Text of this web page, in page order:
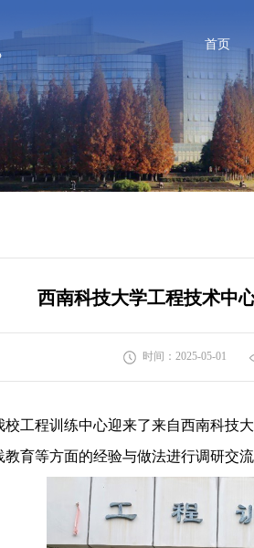
首页
西南科技大学工程技术中
时间：2025-05-01
校工程训练中心迎来了来自西南科技
育等方面的经验与做法进行调研交流